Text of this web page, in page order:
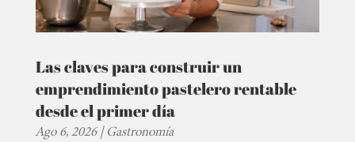
Las claves para construir un
emprendimiento pastelero rentable
desde el primer día
Ago 6, 2026|Gastronomía